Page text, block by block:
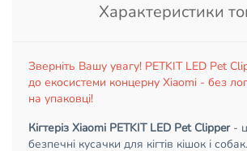
Характеристики
Зверніть Вашу увагу! PETKIT LED Pet
до екосистеми концерну Xiaomi - без
на упаковці!
Кігтеріз Xiaomi PETKIT LED Pet Clipper-
безпечні кусачки для кігтів кішок і